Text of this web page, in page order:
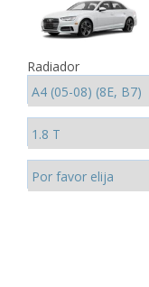
Radiador